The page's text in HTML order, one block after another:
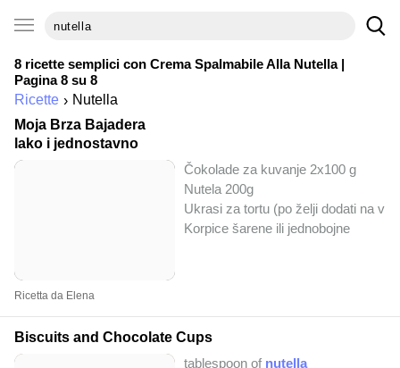
8 ricette semplici con Crema Spalmabile Alla Nutella|
Pagina 8 su 8
Ricette
Nutella
Moja Brza Bajadera
lako i jednostavno
Čokolade za kuvanje 2x100 g
Nutela 200g
Ukrasi za tortu (po želji dodati na
Korpice šarene ili jednobojne
Ricetta da Elena
Biscuits and Chocolate Cups
tablespoon of nutella